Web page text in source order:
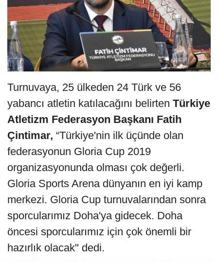
Turnuvaya, 25 ülkeden 24 Türk ve 56
yabancı atletin katılacağını belirten Türkiye
Atletizm Federasyon Başkanı Fatih
Çintimar, “Türkiye'nin ilk üçünde olan
federasyonun Gloria Cup 2019
organizasyonunda olması çok değerli.
Gloria Sports Arena dünyanın en iyi kamp
merkezi. Gloria Cup turnuvalarından sonra
sporcularımız Doha'ya gidecek. Doha
öncesi sporcularımız için çok önemli bir
hazırlık olacak" dedi.